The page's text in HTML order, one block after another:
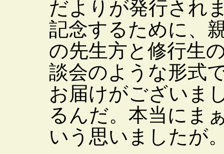
だよりが発行され
記念するために、
の先生方と修行生
談会のような形式
お届けがございま
るんだ。本当にま
いう思いましたが